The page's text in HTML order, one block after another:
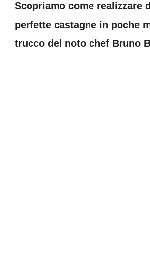
Scopriamo come realizzare
perfette castagne in poche
trucco del noto chef Bruno